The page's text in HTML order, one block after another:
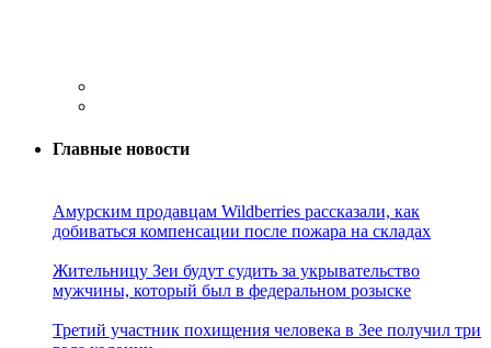
Главные новости
Амурским продавцам Wildberries рассказали, как
добиваться компенсации после пожара на складах
Жительницу Зеи будут судить за укрывательство
мужчины, который был в федеральном розыске
Третий участник похищения человека в Зее получил три